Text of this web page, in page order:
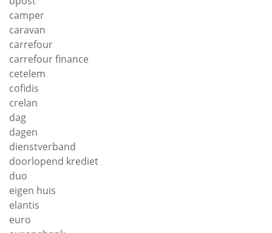
camper
caravan
carrefour
carrefour finance
cetelem
cofidis
crelan
dag
dagen
dienstverband
doorlopend krediet
duo
eigen huis
elantis
euro